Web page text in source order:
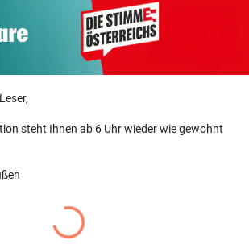
steht Ihnen ab 6 Uhr wieder wie gewohnt